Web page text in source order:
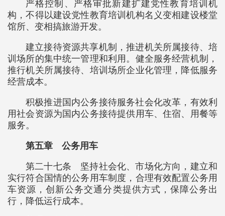
严格控制、严格审批新建扩建党性教育培训机
构，不得以建设党性教育培训机构名义变相建设楼堂
馆所、变相搞旅游开发。
建立接待资源共享机制，推进机关所属接待、培
训场所的集中统一管理和利用。健全服务经营机制，
推行机关所属接待、培训场所企业化管理，降低服务
经营成本。
积极推进国内公务接待服务社会化改革，有效利
用社会资源为国内公务接待提供用车、住宿、用餐等
服务。
第五章 公务用车
第二十七条 坚持社会化、市场化方向，建立和
实行符合国情的公务用车制度，合理有效配置公务用
车资源，创新公务交通分类提供方式，保障公务出
行，降低运行成本。